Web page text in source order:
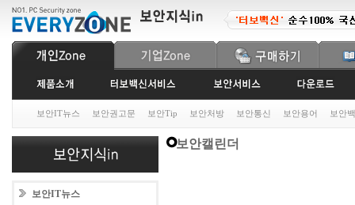
보안IT뉴스 보안권고문 보안Tip 보안처방 보안통신 보안용어 보안
보안IT뉴스
보안캘린더